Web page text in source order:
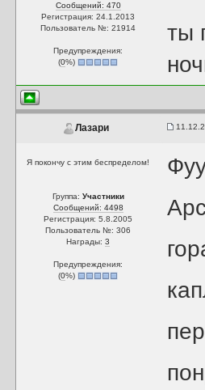
Сообщений: 470
Регистрация: 24.1.2013
Пользователь №: 21914
Предупреждения:
(0%)
ты
Лазари
Я покончу с этим беспределом!
Группа: Участники
Сообщений: 4498
Регистрация: 5.8.2005
Пользователь №: 306
Награды:3
Предупреждения:
(0%)